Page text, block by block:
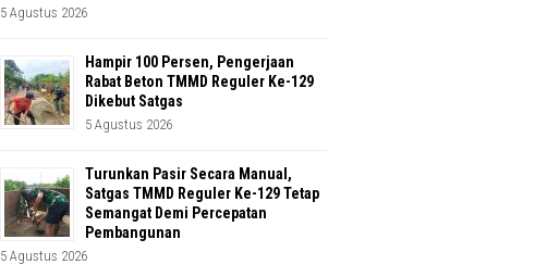
5 Agustus 2026
Hampir 100 Persen, Pengerjaan
Rabat Beton TMMD Reguler Ke-129
Dikebut Satgas
5 Agustus 2026
Turunkan Pasir Secara Manual,
Satgas TMMD Reguler Ke-129 Tetap
Semangat Demi Percepatan
Pembangunan
5 Agustus 2026